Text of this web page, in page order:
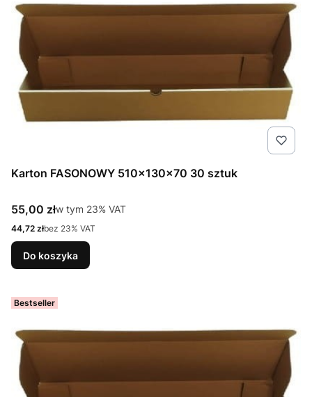
Karton FASONOWY 510x130x70 30 sztuk
Cena brutto
55,00 złw tym %s VAT
w tym 23% VAT
Cena netto
44,72 złbez 23% VAT
Do koszyka
Bestseller